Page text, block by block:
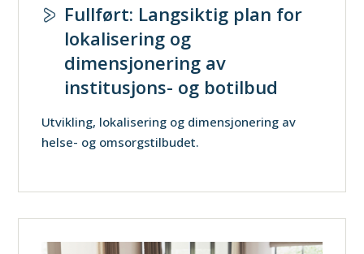
Fullført: Langsiktig plan for
lokalisering og
dimensjonering av
institusjons- og botilbud
Utvikling, lokalisering og dimensjonering av
helse- og omsorgstilbudet.